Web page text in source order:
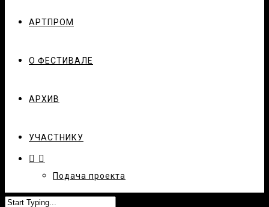
АРТПРОМ
О ФЕСТИВАЛЕ
АРХИВ
УЧАСТНИКУ
Подача проекта